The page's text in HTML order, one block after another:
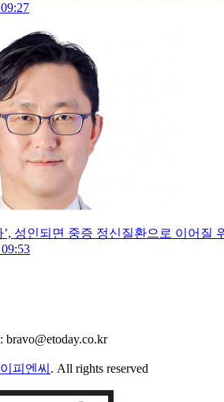
’, 성인되면 중증 정신질환으로 이어질
피엔씨 . All rights reserved